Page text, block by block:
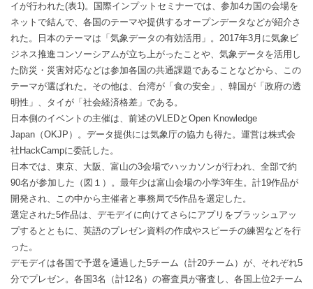
イが行われた(表1)。国際インプットセミナーでは、参加4カ国の会場を
ネットで結んで、各国のテーマや提供するオープンデータなどが紹介さ
れた。日本のテーマは「気象データの有効活用」。2017年3月に気象ビ
ジネス推進コンソーシアムが立ち上がったことや、気象データを活用し
た防災・災害対応などは参加各国の共通課題であることなどから、この
テーマが選ばれた。その他は、台湾が「食の安全」、韓国が「政府の透
明性」、タイが「社会経済格差」である。
日本側のイベントの主催は、前述のVLEDとOpen Knowledge
Japan（OKJP）。データ提供には気象庁の協力も得た。運営は株式会
社HackCampに委託した。
日本では、東京、大阪、富山の3会場でハッカソンが行われ、全部で約
90名が参加した（図１）。最年少は富山会場の小学3年生。計19作品が
開発され、この中から主催者と事務局で5作品を選定した。
選定された5作品は、デモデイに向けてさらにアプリをブラッシュアッ
プするとともに、英語のプレゼン資料の作成やスピーチの練習などを行
った。
デモデイは各国で予選を通過した5チーム（計20チーム）が、それぞれ5
分でプレゼン。各国3名（計12名）の審査員が審査し、各国上位2チーム